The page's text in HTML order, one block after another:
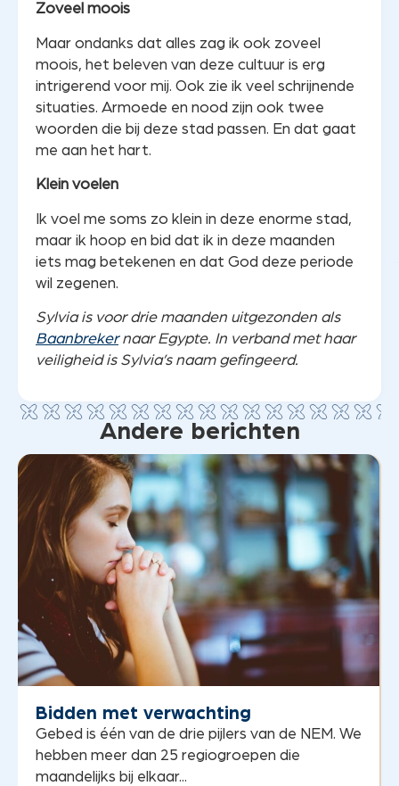
Zoveel moois
Maar ondanks dat alles zag ik ook zoveel
moois, het beleven van deze cultuur is erg
intrigerend voor mij. Ook zie ik veel schrijnende
situaties. Armoede en nood zijn ook twee
woorden die bij deze stad passen. En dat gaat
me aan het hart.
Klein voelen
Ik voel me soms zo klein in deze enorme stad,
maar ik hoop en bid dat ik in deze maanden
iets mag betekenen en dat God deze periode
wil zegenen.
Sylvia is voor drie maanden uitgezonden als
Baanbrekernaar Egypte. In verband met haar
veiligheid is Sylvia’s naam gefingeerd.
Andere berichten
Bidden met verwachting
Gebed is één van de drie pijlers van de NEM. We
hebben meer dan 25 regiogroepen die
maandelijks bij elkaar...